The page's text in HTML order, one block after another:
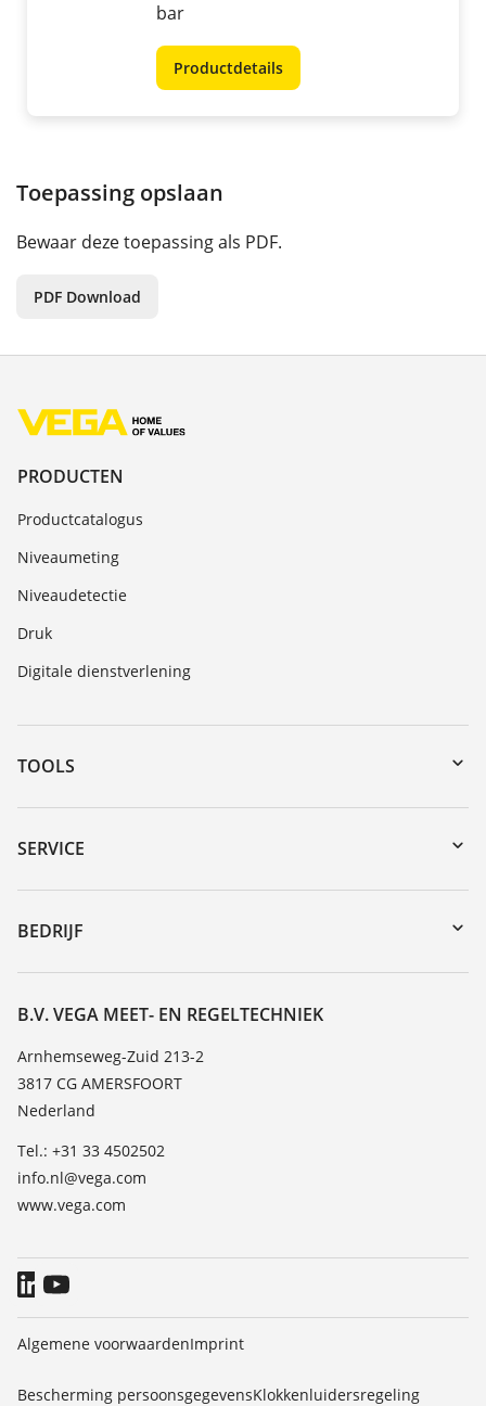
bar
Productdetails
Toepassing opslaan
Bewaar deze toepassing als PDF.
PDF Download
PRODUCTEN
Productcatalogus
Niveaumeting
Niveaudetectie
Druk
Digitale dienstverlening
TOOLS
myVEGA
Downloads
DTM Collection/PACTware
SERVICE
Reparatieformulier instrument
Seminars
TeamViewer
BEDRIJF
Vacature
Over VEGA
Contact
Nieuws
Persberichten
Blog
B.V. VEGA MEET- EN REGELTECHNIEK
Arnhemseweg-Zuid 213-2
3817 CG AMERSFOORT
Nederland
Tel.: +31 33 4502502
info.nl@vega.com
www.vega.com
Algemene voorwaardenImprint
Bescherming persoonsgegevensKlokkenluidersregeling